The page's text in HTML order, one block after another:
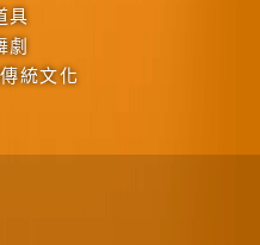
具
劇
統文化